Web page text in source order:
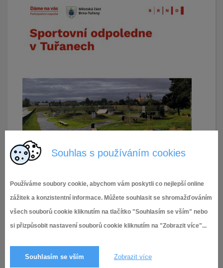
Souhlas s používáním cookies
Používáme soubory cookie, abychom vám poskytli co nejlepší online
zážitek a konzistentní informace. Můžete souhlasit se shromažďováním
všech souborů cookie kliknutím na tlačítko "Souhlasím se vším" nebo
si přizpůsobit nastavení souborů cookie kliknutím na "Zobrazit více"...
Souhlasím se vším Zobrazit více
19.9.2025